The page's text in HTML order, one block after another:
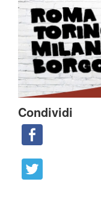
Condividi